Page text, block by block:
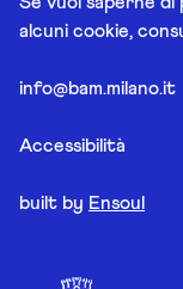
alcuni cookie,
info@bam.milano.it
Accessibilità
built by Ensoul